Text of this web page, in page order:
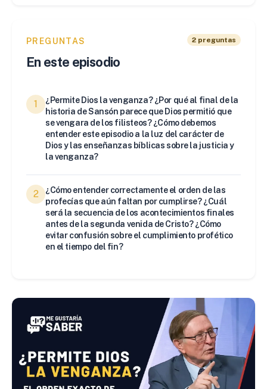
PREGUNTAS
En este episodio
2 preguntas
1
¿Permite Dios la venganza? ¿Por qué al final de la
historia de Sansón parece que Dios permitió que
se vengara de los filisteos? ¿Cómo debemos
entender este episodio a la luz del carácter de
Dios y las enseñanzas bíblicas sobre la justicia y
la venganza?
2
¿Cómo entender correctamente el orden de las
profecías que aún faltan por cumplirse? ¿Cuál
será la secuencia de los acontecimientos finales
antes de la segunda venida de Cristo? ¿Cómo
evitar confusión sobre el cumplimiento profético
en el tiempo del fin?